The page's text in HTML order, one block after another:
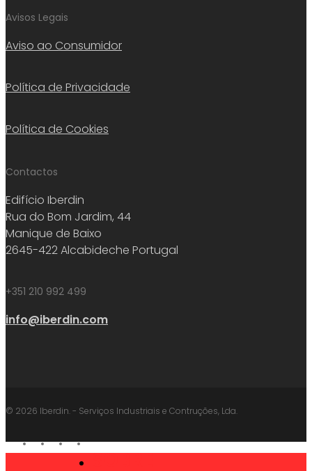
Avisos Legais
Aviso ao Consumidor
Política de Privacidade
Política de Cookies
Contactos
Edifício Iberdin
Rua do Bom Jardim, 44
Manique de Baixo
2645-422 Alcabideche Portugal
+351 210 992 499
info@iberdin.com
© 2026 Iberdin. - Serviços Industriais e Contruções, Lda.
facebook
linkedinyoutubeinstagram
SOBRE